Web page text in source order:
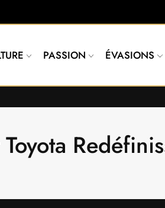
PASSION ÉVASIONS